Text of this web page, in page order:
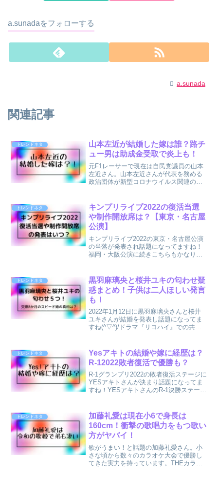
a.sunadaをフォローする
a.sunada
関連記事
トレンドネタ
山本左近が結婚した嫁は誰？路チ
ュー男は助成金受取で炎上も！
元F1レーサーで現在は自民党議員の山本
左近さん。山本左近さんが代表を務める
政治団体が新型コロナウイルス関連の助
んですが、F1時代からモテ男として言わ
れてきましたが、現...
トレンドネタ
キンプリライブ2022の復活当選
や制作開放席は？【東京・名古屋
公演】
キンプリライブ2022の東京・名古屋公演
の当落が発表され話題になってますね！
福岡・大阪公演に続きこちらもかなり激
リライブ2022はまだ復活当選や制作開放
席で...
トレンドネタ
黒羽麻璃央と桜井ユキの匂わせ疑
惑まとめ！子供は二人ほしい発言
も！
2022年1月12日に黒羽麻璃央さんと桜井
ユキさんが結婚を発表し話題になってま
すね(^▽^)/ドラマ『リコハイ』での共演
際してるのでは？ともいわれてきた二人
の結婚に驚き...
トレンドネタ
Yesアキトの結婚や嫁に経歴は？
R-12022敗者復活で優勝も？
R-1グランプリ2022の敗者復活ステージに
YESアキトさんが決まり話題になってま
すね！YESアキトさんのR-1決勝ステージ
ないでしょうか？YESアキトさんに結婚
や嫁の...
トレンドネタ
加藤礼愛は現在小6で身長は
160cm！衝撃の歌唱力をもつ歌い
方がヤバイ！
歌がうまい！と話題の加藤礼愛さん。小
さな頃から数々のカラオケ大会で優勝し
てきた実力を持っています。THEカラオ